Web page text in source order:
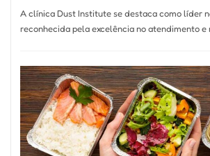
9,9%
A clínica Dust Institute se destaca como líder
reconhecida pela excelência no atendimento e